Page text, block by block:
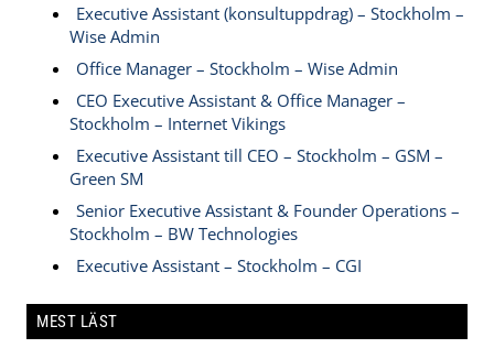
Executive Assistant (konsultuppdrag) – Stockholm –
Wise Admin
Office Manager – Stockholm – Wise Admin
CEO Executive Assistant & Office Manager –
Stockholm – Internet Vikings
Executive Assistant till CEO – Stockholm – GSM –
Green SM
Senior Executive Assistant & Founder Operations –
Stockholm – BW Technologies
Executive Assistant – Stockholm – CGI
MEST LÄST